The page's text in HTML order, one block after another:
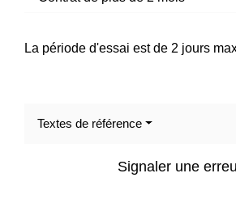
La période d'essai est de 2 jours
Textes de référence
Signaler une